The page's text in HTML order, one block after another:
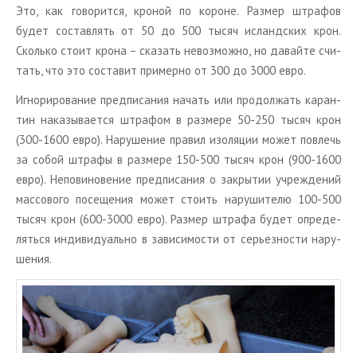
Это, как го­во­рит­ся, кро­ной по ко­роне. Раз­мер штра­фов
будет со­став­лять от 50 до 500 тысяч ис­ланд­ских крон.
Сколь­ко стоит крона – ска­зать невоз­мож­но, но да­вай­те счи­
тать, что это со­ста­вит при­мер­но от 300 до 3000 евро.
Иг­но­ри­ро­ва­ние пред­пи­са­ния на­чать или про­дол­жать ка­ран­
тин на­ка­зы­ва­ет­ся штра­фом в раз­ме­ре 50-250 тысяч крон
(300-1600 евро). На­ру­ше­ние пра­вил изо­ля­ции может по­влечь
за собой штра­фы в раз­ме­ре 150-500 тысяч крон (900-1600
евро). Непо­ви­но­ве­ние пред­пи­са­ния о за­кры­тии учре­жде­ний
мас­со­во­го по­се­ще­ния может сто­ить на­ру­ши­те­лю 100-500
тысяч крон (600-3000 евро). Раз­мер штра­фа будет опре­де­
лять­ся ин­ди­ви­ду­аль­но в за­ви­си­мо­сти от се­рьез­но­сти на­ру­
ше­ния.